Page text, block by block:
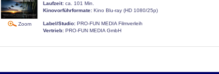
Zoom
Laufzeit: ca. 101 Min.
Kinovorführformate: Kino Blu-ray (HD 1080/25p)
Label/Studio: PRO-FUN MEDIA Filmverleih
Vertrieb: PRO-FUN MEDIA GmbH